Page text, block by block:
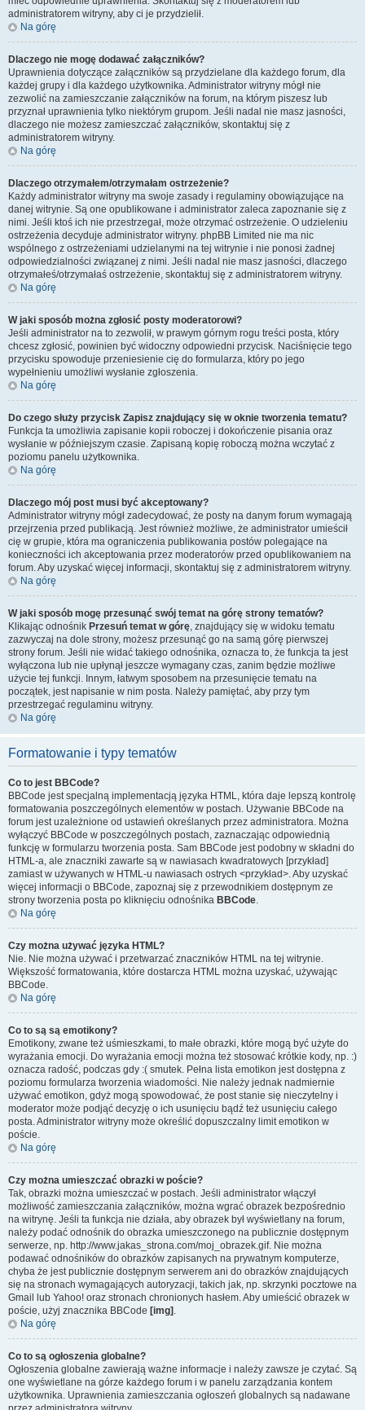
administratorem witryny, aby ci je przydzielił.
Na górę
Dlaczego nie mogę dodawać załączników?
Uprawnienia dotyczące załączników są przydzielane dla każdego forum, dla
każdej grupy i dla każdego użytkownika. Administrator witryny mógł nie
zezwolić na zamieszczanie załączników na forum, na którym piszesz lub
przyznał uprawnienia tylko niektórym grupom. Jeśli nadal nie masz jasności,
dlaczego nie możesz zamieszczać załączników, skontaktuj się z
administratorem witryny.
Na górę
Dlaczego otrzymałem/otrzymałam ostrzeżenie?
Każdy administrator witryny ma swoje zasady i regulaminy obowiązujące na
danej witrynie. Są one opublikowane i administrator zaleca zapoznanie się z
nimi. Jeśli ktoś ich nie przestrzegał, może otrzymać ostrzeżenie. O udzieleniu
ostrzeżenia decyduje administrator witryny. phpBB Limited nie ma nic
wspólnego z ostrzeżeniami udzielanymi na tej witrynie i nie ponosi żadnej
odpowiedzialności związanej z nimi. Jeśli nadal nie masz jasności, dlaczego
otrzymałeś/otrzymałaś ostrzeżenie, skontaktuj się z administratorem witryny.
Na górę
W jaki sposób można zgłosić posty moderatorowi?
Jeśli administrator na to zezwolił, w prawym górnym rogu treści posta, który
chcesz zgłosić, powinien być widoczny odpowiedni przycisk. Naciśnięcie tego
przycisku spowoduje przeniesienie cię do formularza, który po jego
wypełnieniu umożliwi wysłanie zgłoszenia.
Na górę
Do czego służy przycisk Zapisz znajdujący się w oknie tworzenia tematu?
Funkcja ta umożliwia zapisanie kopii roboczej i dokończenie pisania oraz
wysłanie w późniejszym czasie. Zapisaną kopię roboczą można wczytać z
poziomu panelu użytkownika.
Na górę
Dlaczego mój post musi być akceptowany?
Administrator witryny mógł zadecydować, że posty na danym forum wymagają
przejrzenia przed publikacją. Jest również możliwe, że administrator umieścił
cię w grupie, która ma ograniczenia publikowania postów polegające na
konieczności ich akceptowania przez moderatorów przed opublikowaniem na
forum. Aby uzyskać więcej informacji, skontaktuj się z administratorem witryny.
Na górę
W jaki sposób mogę przesunąć swój temat na górę strony tematów?
Klikając odnośnik Przesuń temat w górę, znajdujący się w widoku tematu
zazwyczaj na dole strony, możesz przesunąć go na samą górę pierwszej
strony forum. Jeśli nie widać takiego odnośnika, oznacza to, że funkcja ta jest
wyłączona lub nie upłynął jeszcze wymagany czas, zanim będzie możliwe
użycie tej funkcji. Innym, łatwym sposobem na przesunięcie tematu na
początek, jest napisanie w nim posta. Należy pamiętać, aby przy tym
przestrzegać regulaminu witryny.
Na górę
Formatowanie i typy tematów
Co to jest BBCode?
BBCode jest specjalną implementacją języka HTML, która daje lepszą kontrolę
formatowania poszczególnych elementów w postach. Używanie BBCode na
forum jest uzależnione od ustawień określanych przez administratora. Można
wyłączyć BBCode w poszczególnych postach, zaznaczając odpowiednią
funkcję w formularzu tworzenia posta. Sam BBCode jest podobny w składni do
HTML-a, ale znaczniki zawarte są w nawiasach kwadratowych [przykład]
zamiast w używanych w HTML-u nawiasach ostrych <przykład>. Aby uzyskać
więcej informacji o BBCode, zapoznaj się z przewodnikiem dostępnym ze
strony tworzenia posta po kliknięciu odnośnika BBCode.
Na górę
Czy można używać języka HTML?
Nie. Nie można używać i przetwarzać znaczników HTML na tej witrynie.
Większość formatowania, które dostarcza HTML można uzyskać, używając
BBCode.
Na górę
Co to są są emotikony?
Emotikony, zwane też uśmieszkami, to małe obrazki, które mogą być użyte do
wyrażania emocji. Do wyrażania emocji można też stosować krótkie kody, np. :)
oznacza radość, podczas gdy :( smutek. Pełna lista emotikon jest dostępna z
poziomu formularza tworzenia wiadomości. Nie należy jednak nadmiernie
używać emotikon, gdyż mogą spowodować, że post stanie się nieczytelny i
moderator może podjąć decyzję o ich usunięciu bądź też usunięciu całego
posta. Administrator witryny może określić dopuszczalny limit emotikon w
poście.
Na górę
Czy można umieszczać obrazki w poście?
Tak, obrazki można umieszczać w postach. Jeśli administrator włączył
możliwość zamieszczania załączników, można wgrać obrazek bezpośrednio
na witrynę. Jeśli ta funkcja nie działa, aby obrazek był wyświetlany na forum,
należy podać odnośnik do obrazka umieszczonego na publicznie dostępnym
serwerze, np. http://www.jakas_strona.com/moj_obrazek.gif. Nie można
podawać odnośników do obrazków zapisanych na prywatnym komputerze,
chyba że jest publicznie dostępnym serwerem ani do obrazków znajdujących
się na stronach wymagających autoryzacji, takich jak, np. skrzynki pocztowe na
Gmail lub Yahoo! oraz stronach chronionych hasłem. Aby umieścić obrazek w
poście, użyj znacznika BBCode [img] .
Na górę
Co to są ogłoszenia globalne?
Ogłoszenia globalne zawierają ważne informacje i należy zawsze je czytać. Są
one wyświetlane na górze każdego forum i w panelu zarządzania kontem
użytkownika. Uprawnienia zamieszczania ogłoszeń globalnych są nadawane